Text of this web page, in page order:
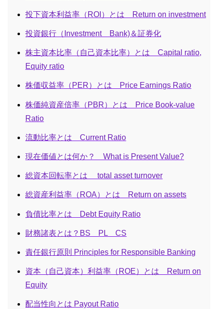
投下資本利益率（ROI）とは Return on investment
投資銀行（Investment Bank)＆証券化
株主資本比率（自己資本比率）とは Capital ratio,
Equity ratio
株価収益率（PER）とは Price Earnings Ratio
株価純資産倍率（PBR）とは Price Book-value
Ratio
流動比率とは Current Ratio
現在価値とは何か？ What is Present Value?
総資本回転率とは total asset turnover
総資産利益率（ROA）とは Return on assets
負債比率とは Debt Equity Ratio
財務諸表とは？BS PL CS
責任銀行原則 Principles for Responsible Banking
資本（自己資本）利益率（ROE）とは Return on
Equity
配当性向とは Payout Ratio